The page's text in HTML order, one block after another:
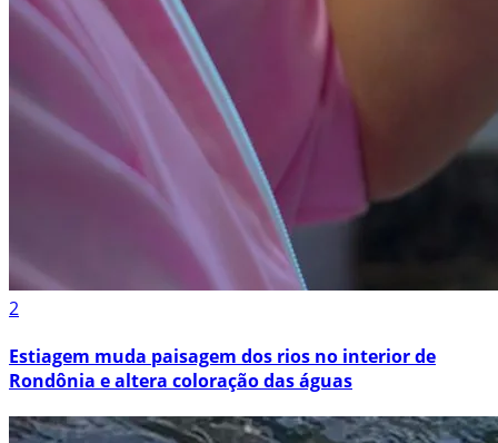
2
Estiagem muda paisagem dos rios no interior de
Rondônia e altera coloração das águas